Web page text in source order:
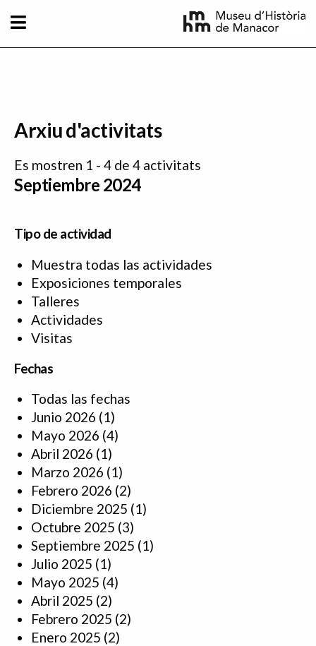
Arxiu d'activitats
Es mostren 1 - 4 de 4 activitats
Septiembre 2024
Tipo de actividad
Muestra todas las actividades
Exposiciones temporales
Talleres
Actividades
Visitas
Fechas
Todas las fechas
Junio 2026 (1)
Mayo 2026 (4)
Abril 2026 (1)
Marzo 2026 (1)
Febrero 2026 (2)
Diciembre 2025 (1)
Octubre 2025 (3)
Septiembre 2025 (1)
Julio 2025 (1)
Mayo 2025 (4)
Abril 2025 (2)
Febrero 2025 (2)
Enero 2025 (2)